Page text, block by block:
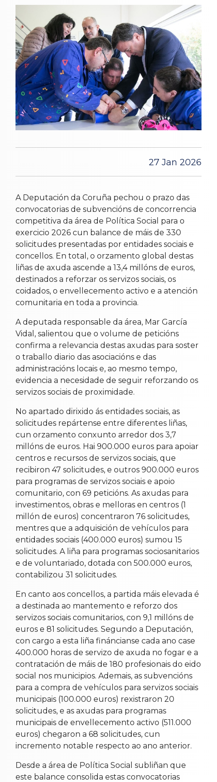
27 Jan 2026
A Deputación da Coruña pechou o prazo das
convocatorias de subvencións de concorrencia
competitiva da área de Política Social para o
exercicio 2026 cun balance de máis de 330
solicitudes presentadas por entidades sociais e
concellos. En total, o orzamento global destas
liñas de axuda ascende a 13,4 millóns de euros,
destinados a reforzar os servizos sociais, os
coidados, o envellecemento activo e a atención
comunitaria en toda a provincia.
A deputada responsable da área, Mar García
Vidal, salientou que o volume de peticións
confirma a relevancia destas axudas para soster
o traballo diario das asociacións e das
administracións locais e, ao mesmo tempo,
evidencia a necesidade de seguir reforzando os
servizos sociais de proximidade.
No apartado dirixido ás entidades sociais, as
solicitudes repártense entre diferentes liñas,
cun orzamento conxunto arredor dos 3,7
millóns de euros. Hai 900.000 euros para apoiar
centros e recursos de servizos sociais, que
recibiron 47 solicitudes, e outros 900.000 euros
para programas de servizos sociais e apoio
comunitario, con 69 peticións. As axudas para
investimentos, obras e melloras en centros (1
millón de euros) concentraron 76 solicitudes,
mentres que a adquisición de vehículos para
entidades sociais (400.000 euros) sumou 15
solicitudes. A liña para programas sociosanitarios
e de voluntariado, dotada con 500.000 euros,
contabilizou 31 solicitudes.
En canto aos concellos, a partida máis elevada é
a destinada ao mantemento e reforzo dos
servizos sociais comunitarios, con 9,1 millóns de
euros e 81 solicitudes. Segundo a Deputación,
con cargo a esta liña fináncianse cada ano case
400.000 horas de servizo de axuda no fogar e a
contratación de máis de 180 profesionais do eido
social nos municipios. Ademais, as subvencións
para a compra de vehículos para servizos sociais
municipais (100.000 euros) rexistraron 20
solicitudes, e as axudas para programas
municipais de envellecemento activo (511.000
euros) chegaron a 68 solicitudes, cun
incremento notable respecto ao ano anterior.
Desde a área de Política Social subliñan que
este balance consolida estas convocatorias